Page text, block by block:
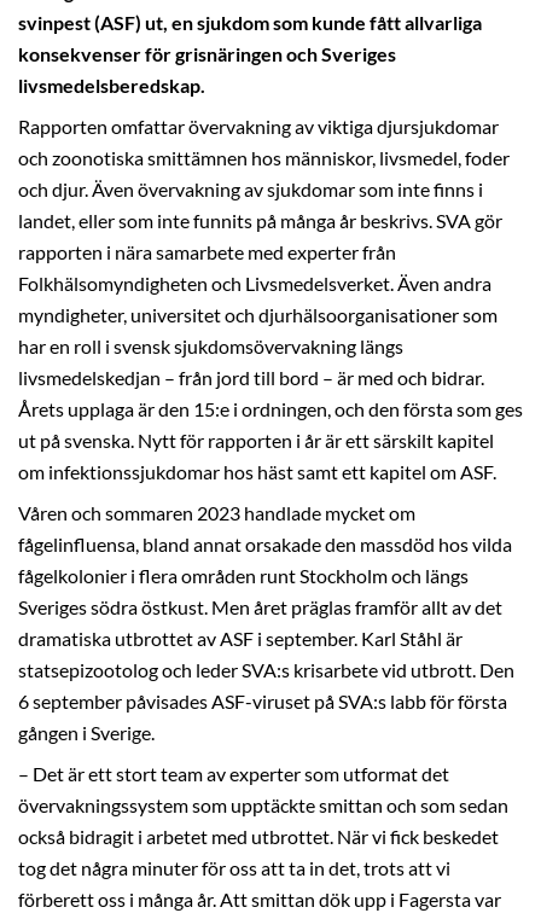
svinpest (ASF) ut, en sjukdom som kunde fått allvarliga
konsekvenser för grisnäringen och Sveriges
livsmedelsberedskap.
Rapporten omfattar övervakning av viktiga djursjukdomar
och zoonotiska smittämnen hos människor, livsmedel, foder
och djur. Även övervakning av sjukdomar som inte finns i
landet, eller som inte funnits på många år beskrivs. SVA gör
rapporten i nära samarbete med experter från
Folkhälsomyndigheten och Livsmedelsverket. Även andra
myndigheter, universitet och djurhälsoorganisationer som
har en roll i svensk sjukdomsövervakning längs
livsmedelskedjan – från jord till bord – är med och bidrar.
Årets upplaga är den 15:e i ordningen, och den första som ges
ut på svenska. Nytt för rapporten i år är ett särskilt kapitel
om infektionssjukdomar hos häst samt ett kapitel om ASF.
Våren och sommaren 2023 handlade mycket om
fågelinfluensa, bland annat orsakade den massdöd hos vilda
fågelkolonier i flera områden runt Stockholm och längs
Sveriges södra östkust. Men året präglas framför allt av det
dramatiska utbrottet av ASF i september. Karl Ståhl är
statsepizootolog och leder SVA:s krisarbete vid utbrott. Den
6 september påvisades ASF-viruset på SVA:s labb för första
gången i Sverige.
– Det är ett stort team av experter som utformat det
övervakningssystem som upptäckte smittan och som sedan
också bidragit i arbetet med utbrottet. När vi fick beskedet
tog det några minuter för oss att ta in det, trots att vi
förberett oss i många år. Att smittan dök upp i Fagersta var